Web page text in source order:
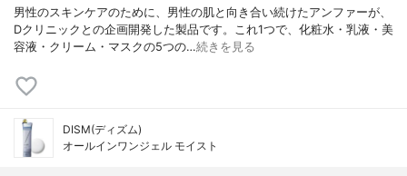
男性のスキンケアのために、男性の肌と向き合い続けたアンファーが、
Dクリニックとの企画開発した製品です。これ1つで、化粧水・乳液・美
容液・クリーム・マスクの5つの…続きを見る
DISM(ディズム)
オールインワンジェル モイスト